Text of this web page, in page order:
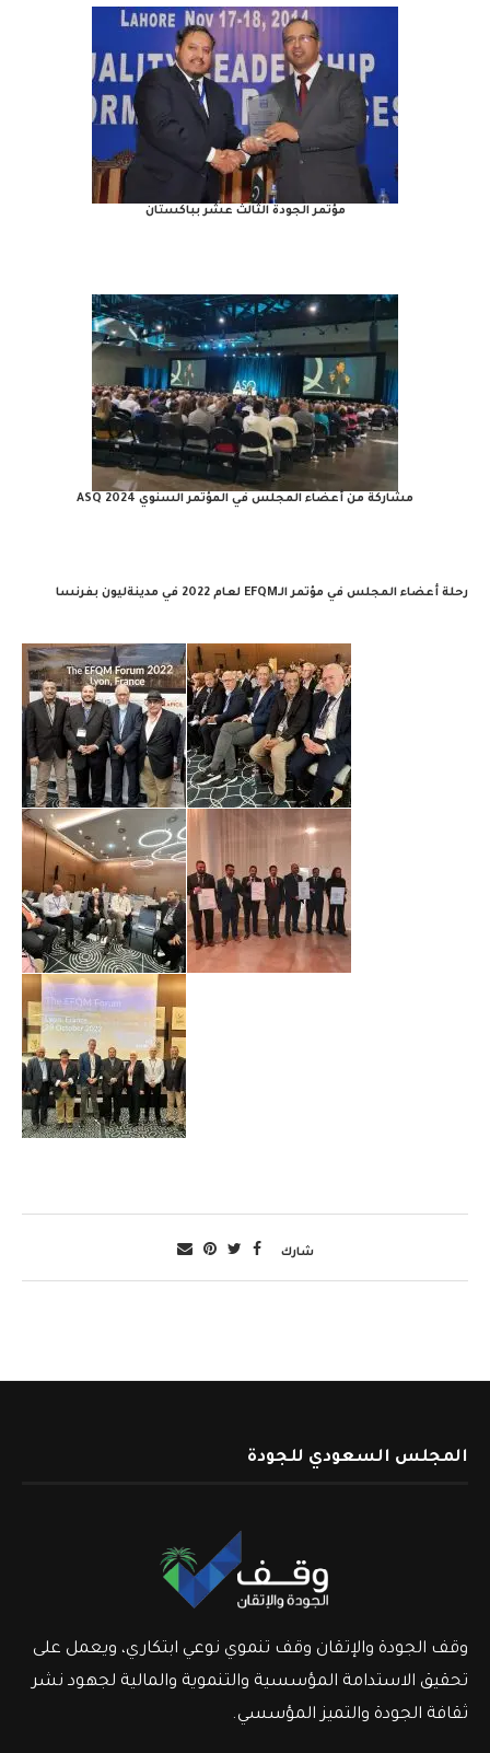
مؤتمر الجودة الثالث عشر بباكستان
مشاركة من أعضاء المجلس في المؤتمر السنوي ASQ 2024
رحلة أعضاء المجلس في مؤتمر الـEFQM لعام 2022 في مدينةليون بفرنسا
شارك
المجلس السعودي للجودة
وقف الجودة والإتقان وقف تنموي نوعي ابتكاري، ويعمل على
تحقيق الاستدامة المؤسسية والتنموية والمالية لجهود نشر
ثقافة الجودة والتميز المؤسسي.